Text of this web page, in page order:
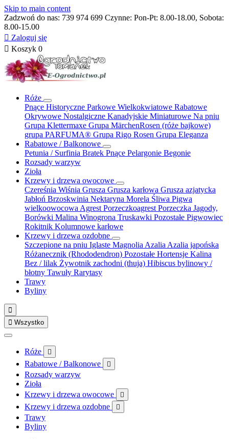
Skip to main content
Zadzwoń do nas: 739 974 699 Czynne: Pon-Pt: 8.00-18.00, Sobota:
8.00-15.00
 Zaloguj się
 Koszyk 0
Róże
Pnące Historyczne Parkowe Wielkokwiatowe Rabatowe
Okrywowe Nostalgiczne Kanadyjskie Miniaturowe Na pniu
Grupa Klettermaxe Grupa MärchenRosen (róże bajkowe)
grupa PARFUMA® Grupa Rigo Rosen Grupa Eleganza
Rabatowe / Balkonowe
Petunia / Surfinia Bratek Pnące Pelargonie Begonie
Rozsady warzyw
Zioła
Krzewy i drzewa owocowe
Czereśnia Wiśnia Grusza Grusza karłowa Grusza azjatycka
Jabłoń Brzoskwinia Nektaryna Morela Śliwa Pigwa
wielkoowocowa Agrest Porzeczkoagrest Porzeczka Jagody,
Borówki Malina Winogrona Truskawki Pozostałe Pigwowiec
Rokitnik Kolumnowe karłowe
Krzewy i drzewa ozdobne
Szczepione na pniu Iglaste Magnolia Azalia Azalia japońska
Różanecznik (Rhododendron) Pozostałe Hortensje Kalina
Bez / lilak Żywotnik zachodni (thuja) Hibiscus bylinowy /
błotny Tawuły Rarytasy
Trawy
Byliny

 Wszystko
Róże 
Rabatowe / Balkonowe 
Rozsady warzyw
Zioła
Krzewy i drzewa owocowe

Krzewy i drzewa ozdobne 
Trawy
Byliny